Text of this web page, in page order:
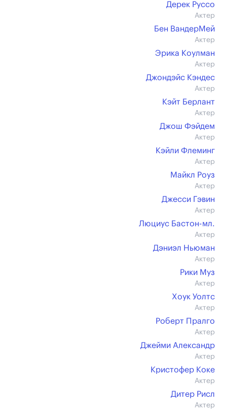
Дерек Руссо
Актер
Бен ВандерМей
Актер
Эрика Коулман
Актер
Джондэйс Кэндес
Актер
Кэйт Берлант
Актер
Джош Фэйдем
Актер
Кэйли Флеминг
Актер
Майкл Роуз
Актер
Джесси Гэвин
Актер
Люциус Бастон-мл.
Актер
Дэниэл Ньюман
Актер
Рики Муз
Актер
Хоук Уолтс
Актер
Роберт Пралго
Актер
Джейми Александр
Актер
Кристофер Коке
Актер
Дитер Рисл
Актер